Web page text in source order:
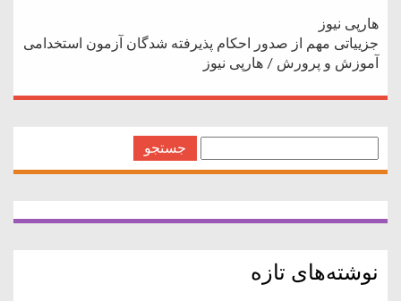
هارپی نیوز
جزییاتی مهم از صدور احکام پذیرفته شدگان آزمون استخدامی
آموزش و پرورش / هارپی نیوز
نوشته‌های تازه